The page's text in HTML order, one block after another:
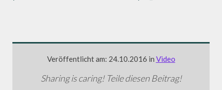
Veröffentlicht am: 24.10.2016 in Video
Sharing is caring! Teile diesen Beitrag!